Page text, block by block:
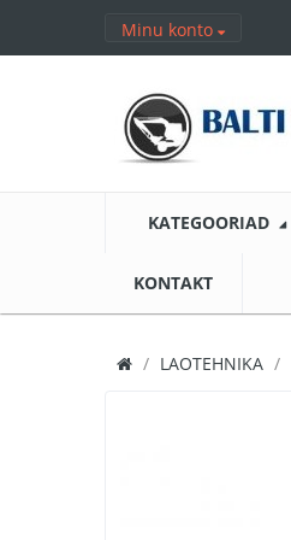
Minu konto
KATEGOORIAD
KONTAKT
LAOTEHNIKA